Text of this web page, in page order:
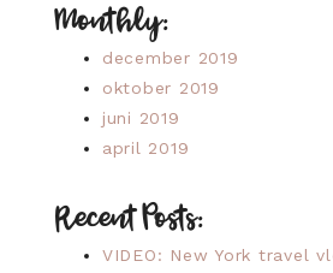
Monthly:
december 2019
oktober 2019
juni 2019
april 2019
Recent Posts:
VIDEO: New York travel